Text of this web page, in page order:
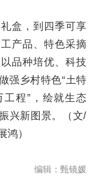
盒，到四季可享
产品、特色采摘
品种培优、科技
强乡村特色“土特
工程”，绘就生态
兴新图景。（文/
鸿）
编辑：甄镜媛